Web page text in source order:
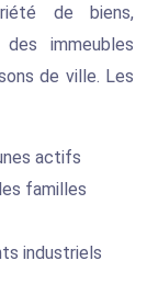
de biens,
immeubles
de ville. Les
actifs
familles
industriels